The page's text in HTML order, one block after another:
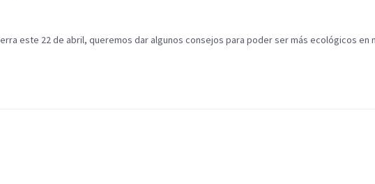
este 22 de abril, queremos dar algunos consejos para poder ser más ecológicos en